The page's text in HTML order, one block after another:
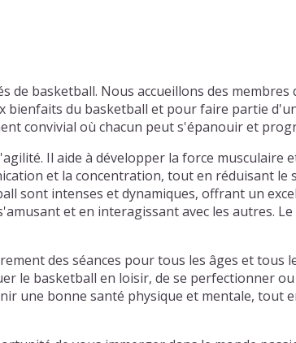
de basketball. Nous accueillons des
du basketball et pour faire partie
convivial où chacun peut s'épanouir et
Il aide à développer la force musculaire
et la concentration, tout en réduisant le
sont intenses et dynamiques, offrant un
et en interagissant avec les autres.
des séances pour tous les âges et tous
le basketball en loisir, de se perfectionner
une bonne santé physique et mentale, tout